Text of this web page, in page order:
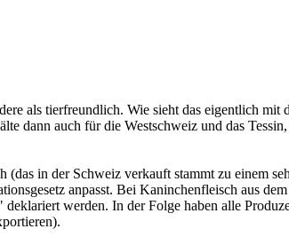
als tierfreundlich. Wie sieht das eigentlich mit
dann auch für die Westschweiz und das
in der Schweiz verkauft stammt zu einem
anpasst. Bei Kaninchenfleisch aus
werden. In der Folge haben alle